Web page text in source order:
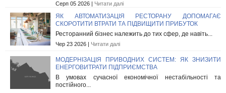
Серп 05 2026 | Читати далі
ЯК АВТОМАТИЗАЦІЯ РЕСТОРАНУ ДОПОМАГАЄ
СКОРОТИТИ ВТРАТИ ТА ПІДВИЩИТИ ПРИБУТОК
Ресторанний бізнес належить до тих сфер, де навіть...
Чер 23 2026 | Читати далі
МОДЕРНІЗАЦІЯ ПРИВОДНИХ СИСТЕМ: ЯК ЗНИЗИТИ
ЕНЕРГОВИТРАТИ ПІДПРИЄМСТВА
В умовах сучасної економічної нестабільності та
постійного...